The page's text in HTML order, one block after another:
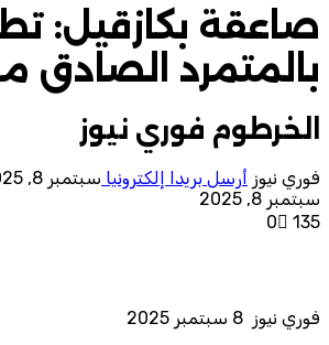
صاعقة بكازقيل:
بالمتمرد الصادق
الخرطوم فوري نيوز
فوري نيوز أرسل بريدا إلكترونيا سبتمبر 8, 2025
سبتمبر 8, 2025
0
135
فوري نيوز 8 سبتمبر 2025